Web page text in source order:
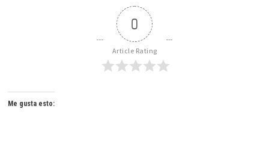
0
Article Rating
Me gusta esto: